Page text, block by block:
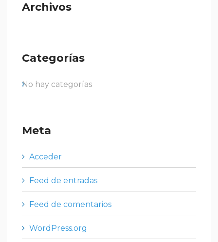
Archivos
Categorías
No hay categorías
Meta
Acceder
Feed de entradas
Feed de comentarios
WordPress.org